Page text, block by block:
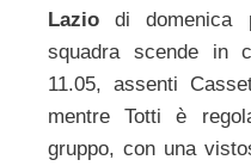
Laziodi domenica
squadra scende in
11.05, assenti
mentre Totti è
gruppo, con una